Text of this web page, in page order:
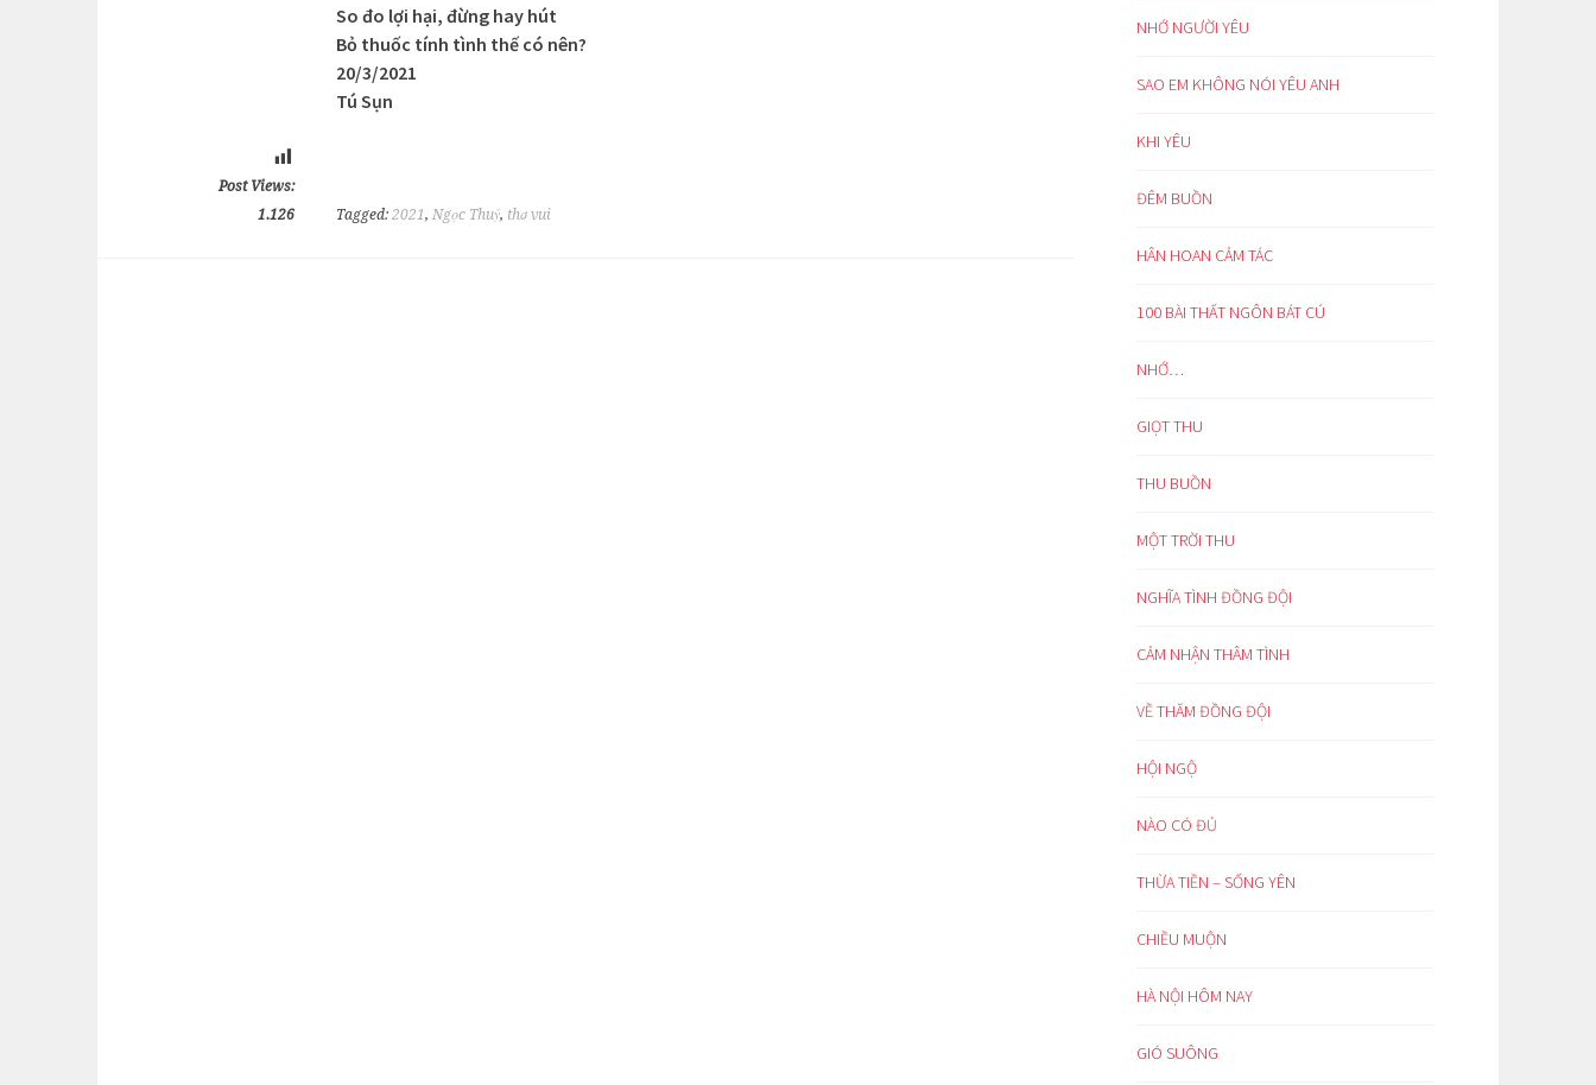
So đo lợi hại, đừng hay hút
Bỏ thuốc tính tình thế có nên?
20/3/2021
Tú Sụn
Post Views:
1.126
Tagged: 2021, Ngọc Thuỷ, thơ vui
NHỚ NGƯỜI YÊU
SAO EM KHÔNG NÓI YÊU ANH
KHI YÊU
ĐÊM BUỒN
HÂN HOAN CẢM TÁC
100 BÀI THẤT NGÔN BÁT CÚ
NHỚ…
GIỌT THU
THU BUỒN
MỘT TRỜI THU
NGHĨA TÌNH ĐỒNG ĐỘI
CẢM NHẬN THÂM TÌNH
VỀ THĂM ĐỒNG ĐỘI
HỘI NGỘ
NÀO CÓ ĐỦ
THỪA TIỀN – SỐNG YÊN
CHIỀU MUỘN
HÀ NỘI HÔM NAY
GIÓ SUÔNG